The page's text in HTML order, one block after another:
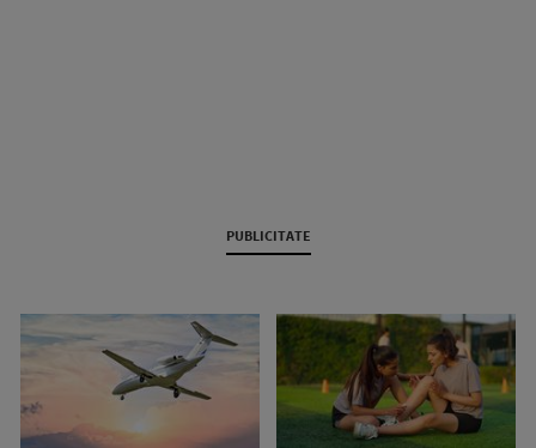
PUBLICITATE